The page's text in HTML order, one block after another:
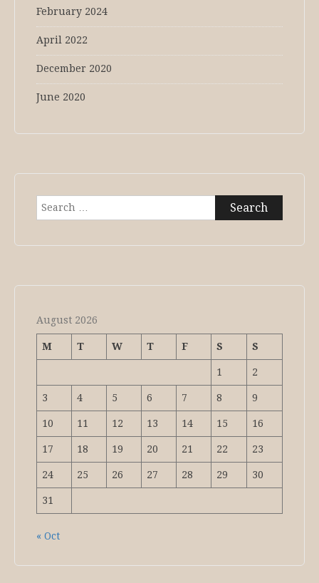
February 2024
April 2022
December 2020
June 2020
Search
August 2026
M T W T F S S
1 2
3 4 5 6 7 8 9
10 11 12 13 14 15 16
17 18 19 20 21 22 23
24 25 26 27 28 29 30
31
« Oct